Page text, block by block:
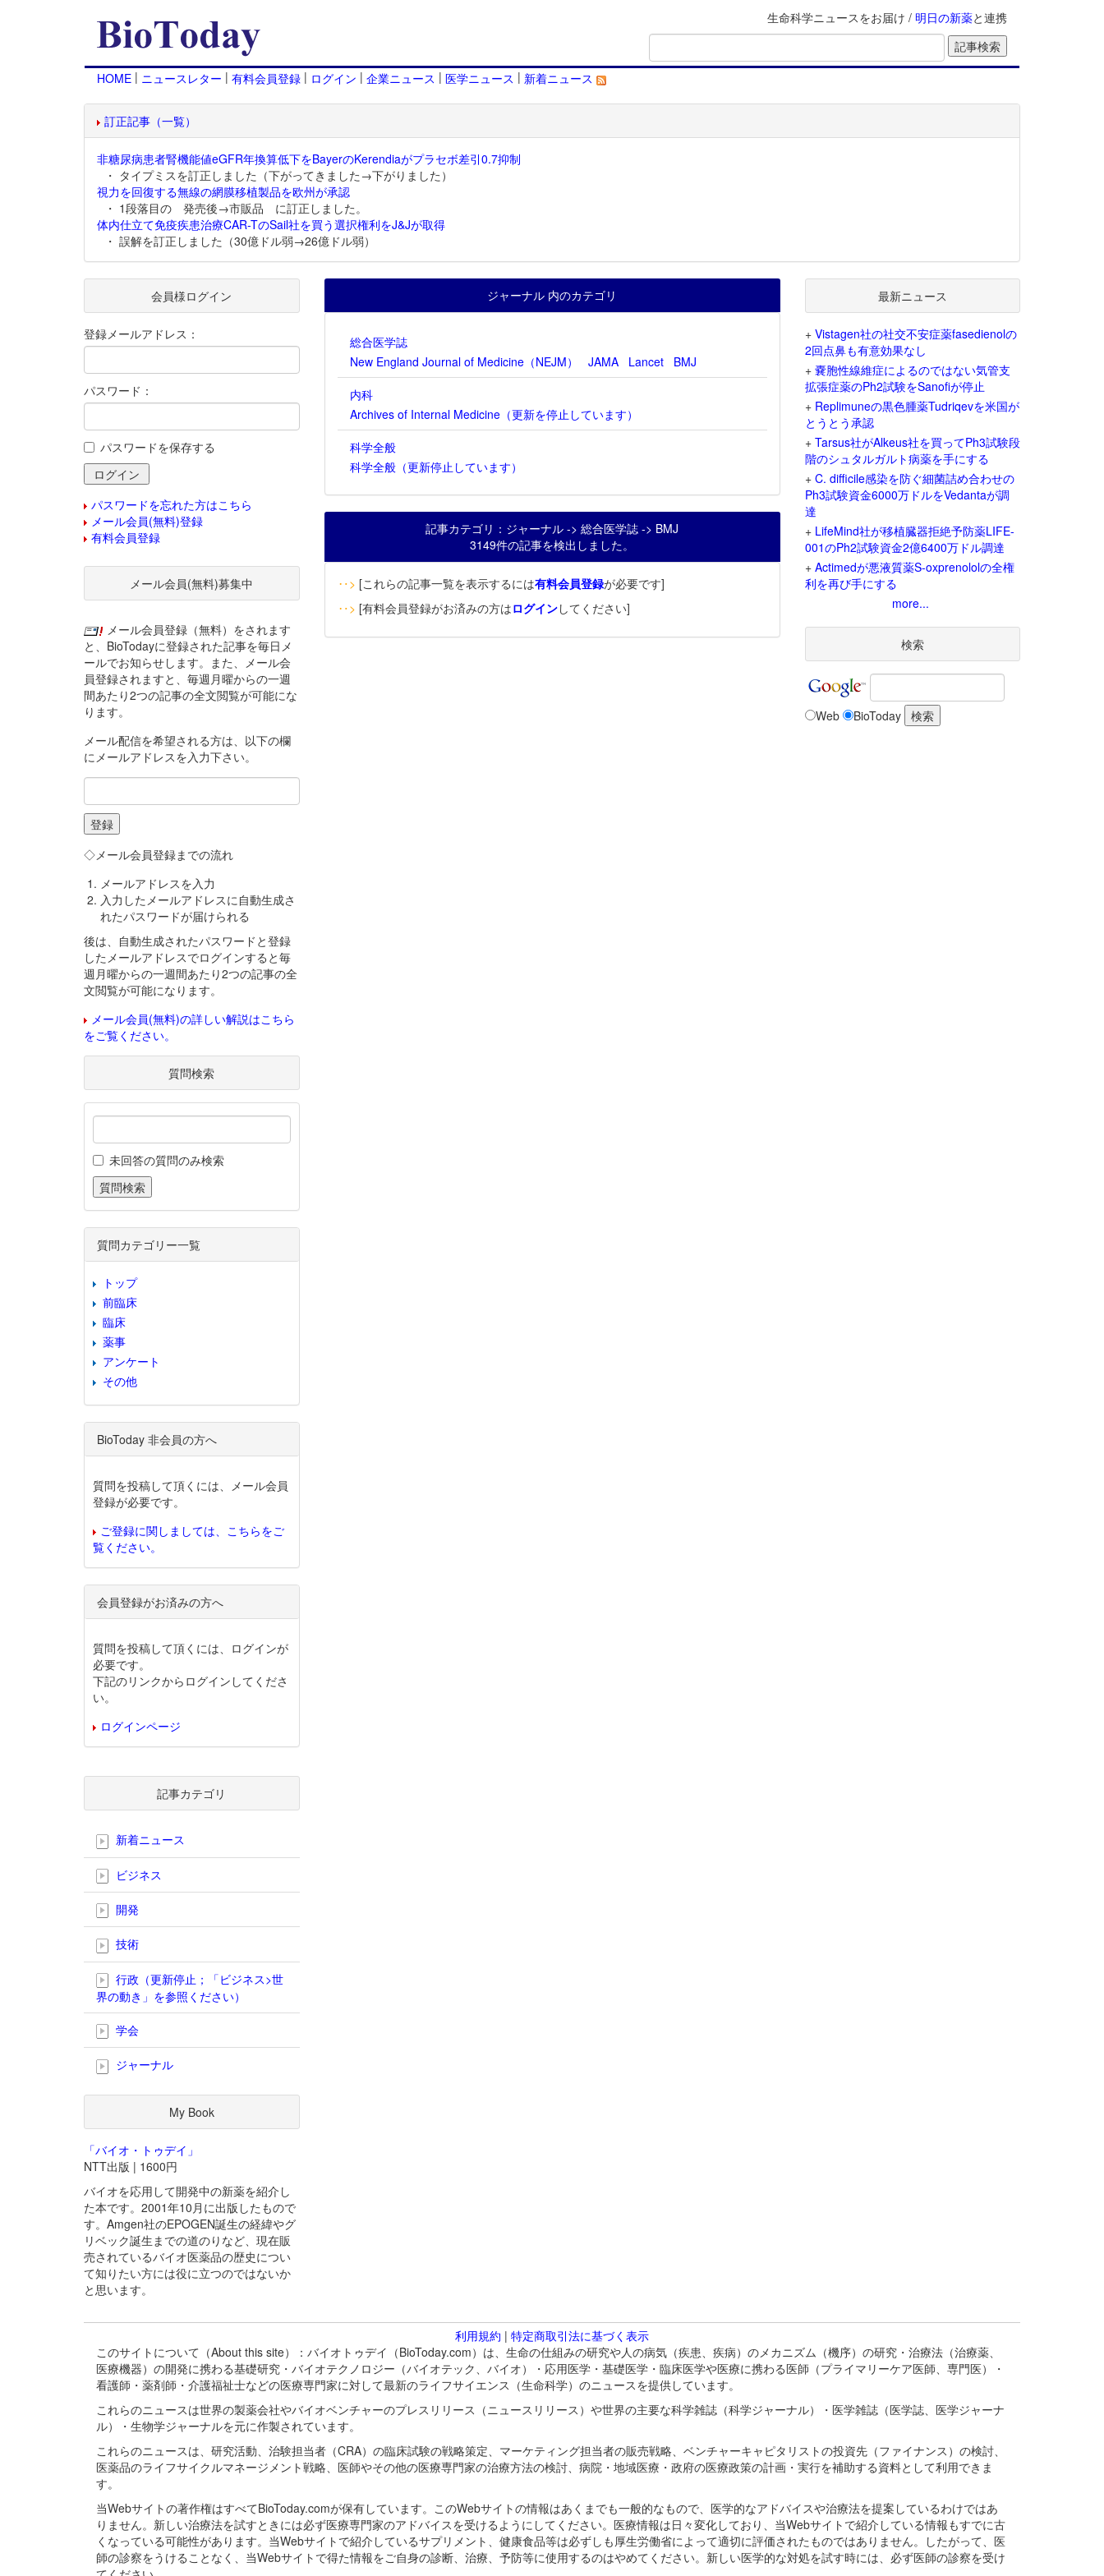
生命科学ニュースをお届け / 明日の新薬と連携
HOME | ニュースレター | 有料会員登録 | ログイン | 企業ニュース | 医学ニュース | 新着ニュース
訂正記事（一覧）
非糖尿病患者腎機能値eGFR年換算低下をBayerのKerendiaがプラセボ差引0.7抑制
・ タイプミスを訂正しました（下がってきました→下がりました）
視力を回復する無線の網膜移植製品を欧州が承認
・ 1段落目の 発売後→市販品 に訂正しました。
体内仕立て免疫疾患治療CAR-TのSail社を買う選択権利をJ&Jが取得
・ 誤解を訂正しました（30億ドル弱→26億ドル弱）
ジャーナル 内のカテゴリ
総合医学誌
New England Journal of Medicine（NEJM）
JAMA Lancet
BMJ
内科
Archives of Internal Medicine（更新を停止しています）
科学全般
科学全般（更新停止しています）
記事カテゴリ：ジャーナル -> 総合医学誌 -> BMJ
3149件の記事を検出しました。
‥> [これらの記事一覧を表示するには有料会員登録が必要です]
‥> [有料会員登録がお済みの方はログインしてください]
会員様ログイン
登録メールアドレス：
パスワード：
パスワードを保存する
パスワードを忘れた方はこちら
メール会員(無料)登録
有料会員登録
メール会員(無料)募集中
メール会員登録（無料）をされます
と、BioTodayに登録された記事を毎日メ
ールでお知らせします。また、メール会
員登録されますと、毎週月曜からの一週
間あたり2つの記事の全文閲覧が可能にな
ります。
メール配信を希望される方は、以下の欄
にメールアドレスを入力下さい。
◇メール会員登録までの流れ
メールアドレスを入力
入力したメールアドレスに自動生成さ
れたパスワードが届けられる
後は、自動生成されたパスワードと登録
したメールアドレスでログインすると毎
週月曜からの一週間あたり2つの記事の全
文閲覧が可能になります。
メール会員(無料)の詳しい解説はこちら
をご覧ください。
質問検索
未回答の質問のみ検索
質問カテゴリー一覧
トップ
前臨床
臨床
薬事
アンケート
その他
BioToday 非会員の方へ
質問を投稿して頂くには、メール会員
登録が必要です。
ご登録に関しましては、こちらをご
覧ください。
会員登録がお済みの方へ
質問を投稿して頂くには、ログインが
必要です。
下記のリンクからログインしてくださ
い。
ログインページ
記事カテゴリ
新着ニュース
ビジネス
開発
技術
行政（更新停止；「ビジネス>世
界の動き」を参照ください）
学会
ジャーナル
My Book
「バイオ・トゥデイ」
NTT出版 | 1600円
バイオを応用して開発中の新薬を紹介し
た本です。2001年10月に出版したもので
す。Amgen社のEPOGEN誕生の経緯やグ
リベック誕生までの道のりなど、現在販
売されているバイオ医薬品の歴史につい
て知りたい方には役に立つのではないか
と思います。
最新ニュース
+ Vistagen社の社交不安症薬fasedienolの
2回点鼻も有意効果なし
+ 嚢胞性線維症によるのではない気管支
拡張症薬のPh2試験をSanofiが停止
+ Replimuneの黒色腫薬Tudriqevを米国が
とうとう承認
+ Tarsus社がAlkeus社を買ってPh3試験段
階のシュタルガルト病薬を手にする
+ C. difficile感染を防ぐ細菌詰め合わせの
Ph3試験資金6000万ドルをVedantaが調
達
+ LifeMind社が移植臓器拒絶予防薬LIFE-
001のPh2試験資金2億6400万ドル調達
+ Actimedが悪液質薬S-oxprenololの全権
利を再び手にする
more...
検索
Web BioToday
利用規約 | 特定商取引法に基づく表示
このサイトについて（About this site）：バイオトゥデイ（BioToday.com）は、生命の仕組みの研究や人の病気（疾患、疾病）のメカニズム（機序）の研究・治療法（治療薬、
医療機器）の開発に携わる基礎研究・バイオテクノロジー（バイオテック、バイオ）・応用医学・基礎医学・臨床医学や医療に携わる医師（プライマリーケア医師、専門医）・
看護師・薬剤師・介護福祉士などの医療専門家に対して最新のライフサイエンス（生命科学）のニュースを提供しています。
これらのニュースは世界の製薬会社やバイオベンチャーのプレスリリース（ニュースリリース）や世界の主要な科学雑誌（科学ジャーナル）・医学雑誌（医学誌、医学ジャーナ
ル）・生物学ジャーナルを元に作製されています。
これらのニュースは、研究活動、治験担当者（CRA）の臨床試験の戦略策定、マーケティング担当者の販売戦略、ベンチャーキャピタリストの投資先（ファイナンス）の検討、
医薬品のライフサイクルマネージメント戦略、医師やその他の医療専門家の治療方法の検討、病院・地域医療・政府の医療政策の計画・実行を補助する資料として利用できま
す。
当Webサイトの著作権はすべてBioToday.comが保有しています。このWebサイトの情報はあくまでも一般的なもので、医学的なアドバイスや治療法を提案しているわけではあ
りません。新しい治療法を試すときには必ず医療専門家のアドバイスを受けるようにしてください。医療情報は日々変化しており、当Webサイトで紹介している情報もすでに古
くなっている可能性があります。当Webサイトで紹介しているサプリメント、健康食品等は必ずしも厚生労働省によって適切に評価されたものではありません。したがって、医
師の診察をうけることなく、当Webサイトで得た情報をご自身の診断、治療、予防等に使用するのはやめてください。新しい医学的な対処を試す時には、必ず医師の診察を受け